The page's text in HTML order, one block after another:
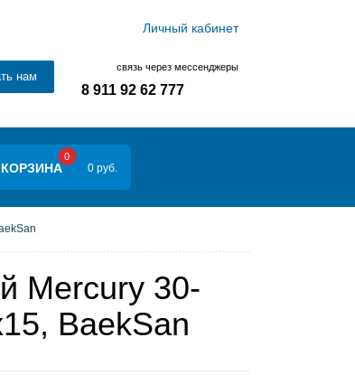
Личный кабинет
нам
связь через мессенджеры
8 911 92 62 777
КОРЗИНА
0
0 руб.
Mercury 30-
BaekSan